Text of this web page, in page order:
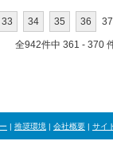
33 34 35 36 37
全942件中 361 - 370
| 推奨環境 | 会社概要 | サイ